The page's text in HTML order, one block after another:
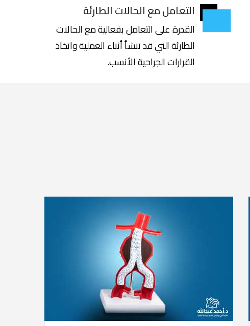
التعامل مع الحالات الطارئة
القدرة على التعامل بفعالية مع الحالات
الطارئة التي قد تنشأ أثناء العملية واتخاذ
القرارات الجراحية الأنسب.